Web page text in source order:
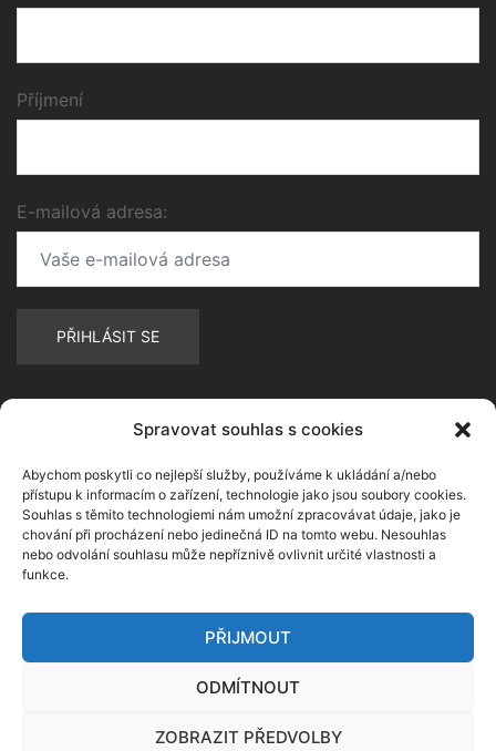
Spravovat souhlas s cookies
Abychom poskytli co nejlepší služby, používáme k ukládání a/nebo
přístupu k informacím o zařízení, technologie jako jsou soubory cookies.
Souhlas s těmito technologiemi nám umožní zpracovávat údaje, jako je
chování při procházení nebo jedinečná ID na tomto webu. Nesouhlas
nebo odvolání souhlasu může nepříznivě ovlivnit určité vlastnosti a
funkce.
PŘIJMOUT
ODMÍTNOUT
ZOBRAZIT PŘEDVOLBY
Příjmení
E-mailová adresa: